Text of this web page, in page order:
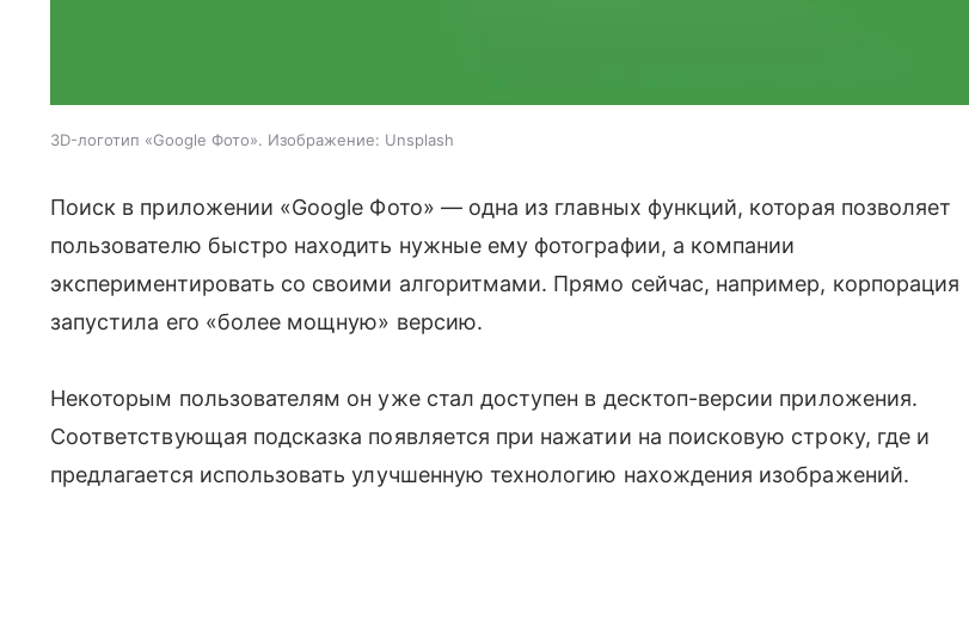
3D-логотип «Google Фото». Изображение: Unsplash
Поиск в приложении «Google Фото» — одна из главных функций, которая позволяет
пользователю быстро находить нужные ему фотографии, а компании
экспериментировать со своими алгоритмами. Прямо сейчас, например, корпорация
запустила его «более мощную» версию.
Некоторым пользователям он уже стал доступен в десктоп-версии приложения.
Соответствующая подсказка появляется при нажатии на поисковую строку, где и
предлагается использовать улучшенную технологию нахождения изображений.